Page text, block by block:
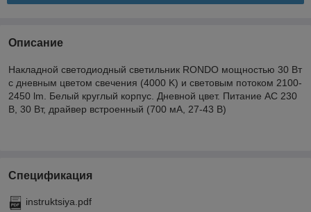
Описание
Накладной светодиодный светильник RONDO мощностью 30 Вт
с дневным цветом свечения (4000 K) и световым потоком 2100-
2450 lm. Белый круглый корпус. Дневной цвет. Питание AC 230
В, 30 Вт, драйвер встроенный (700 мА, 27-43 В)
Спецификация
instruktsiya.pdf